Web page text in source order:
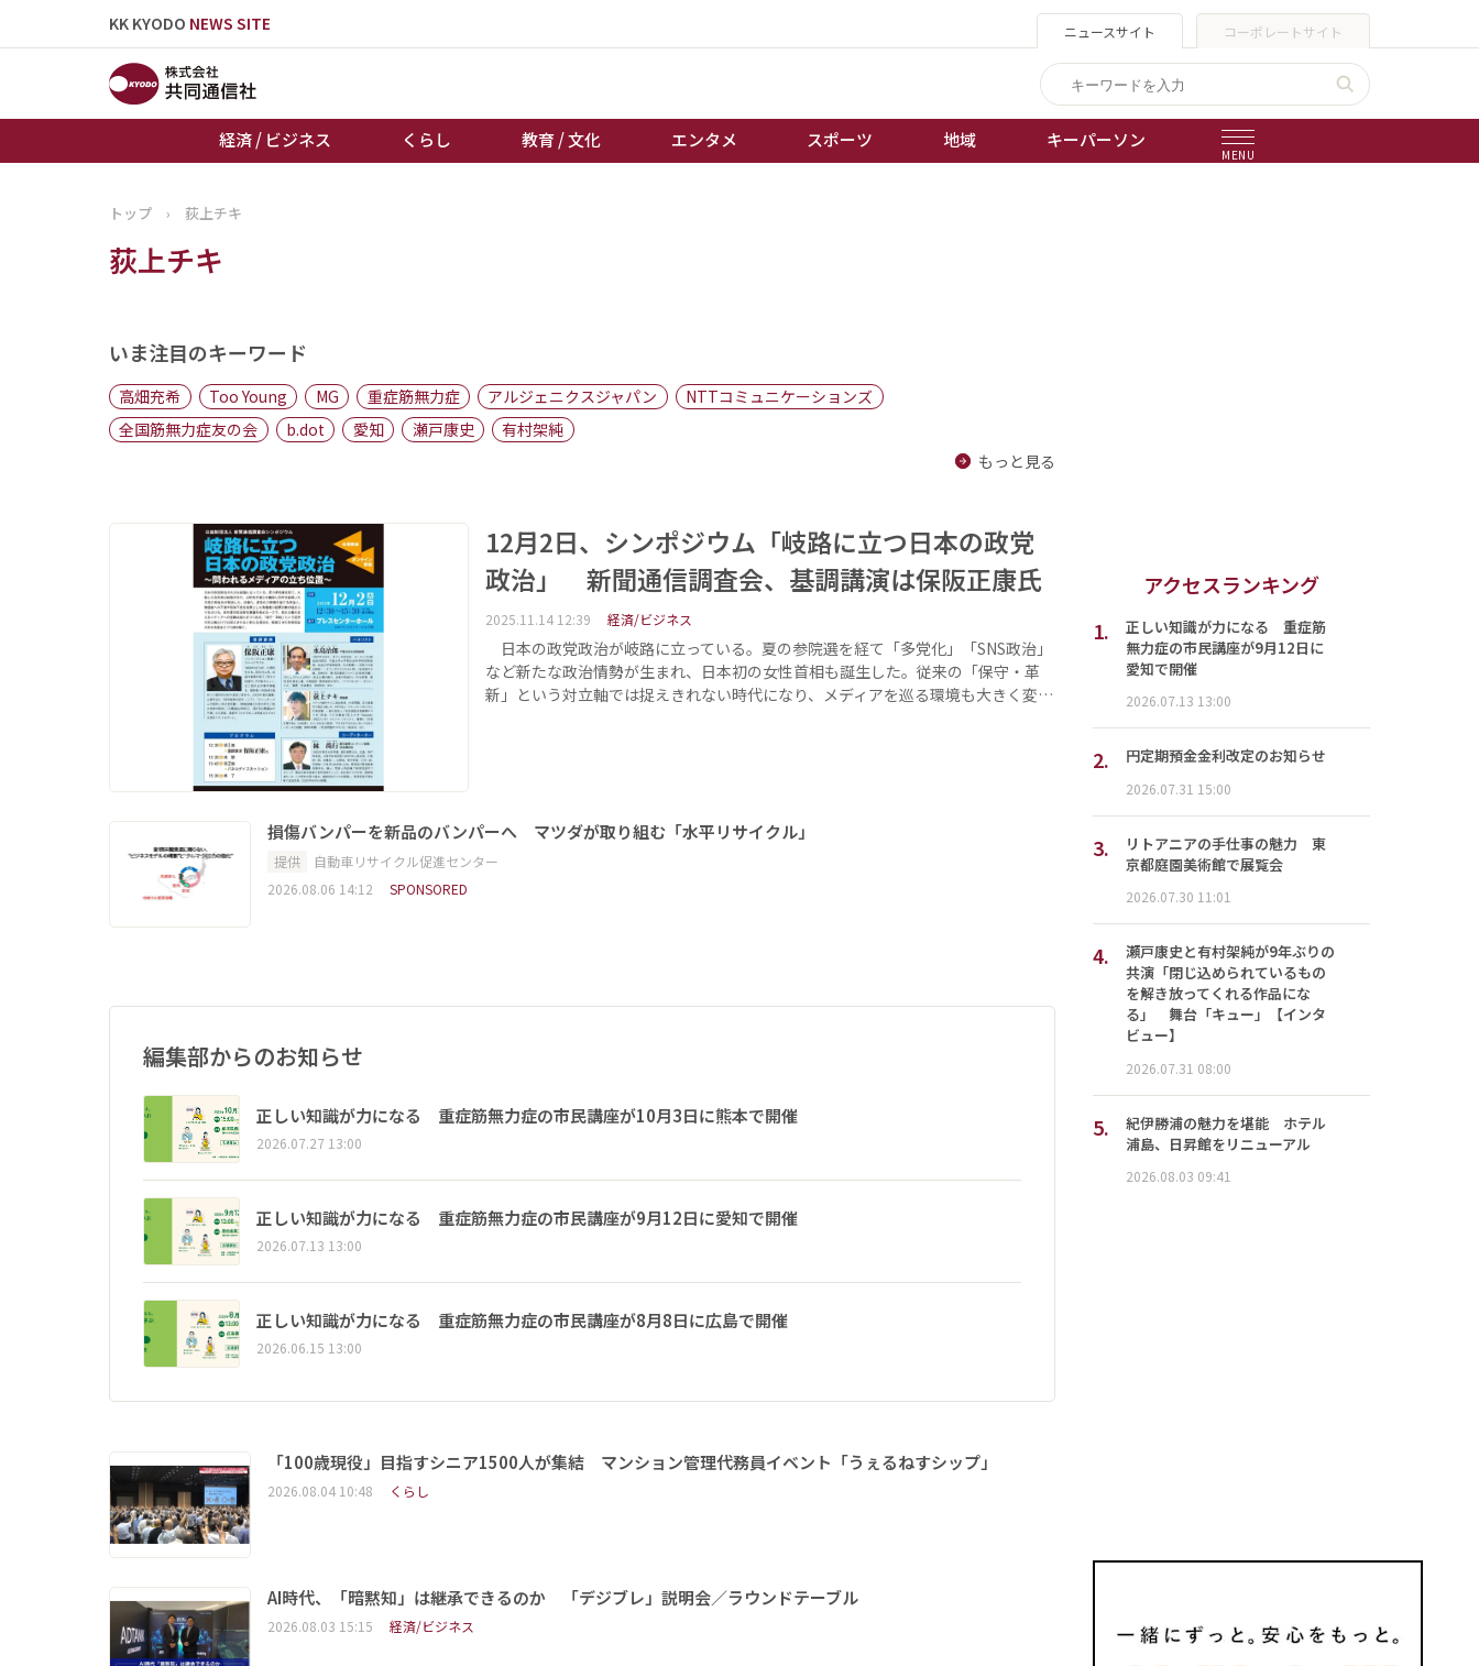
KK KYODO NEWS SITE ニュースサイト コーポレートサイト
経済 / ビジネス くらし 教育 / 文化 エンタメ スポーツ 地域 キーパーソン
MENU
トップページ
お知らせ
地域
キーパーソン
棋王戦
トップ › 荻上チキ
荻上チキ
いま注目のキーワード
高畑充希 Too Young MG 重症筋無力症 アルジェニクスジャパン
NTTコミュニケーションズ
全国筋無力症友の会
b.dot 愛知 瀬戸康史
有村架純
もっと見る
12月2日、シンポジウム「岐路に立つ日本の政党
政治」 新聞通信調査会、基調講演は保阪正康氏
2025.11.14 12:39 経済/ビジネス
日本の政党政治が岐路に立っている。夏の参院選を経て「多党化」「SNS政治」
など新たな政治情勢が生まれ、日本初の女性首相も誕生した。従来の「保守・革
新」という対立軸では捉えきれない時代になり、メディアを巡る環境も大きく変…
損傷バンパーを新品のバンパーへ マツダが取り組む「水平リサイクル」
提供
自動車リサイクル促進センター
2026.08.06 14:12
SPONSORED
編集部からのお知らせ
正しい知識が力になる 重症筋無力症の市民講座が10月3日に熊本で開催
2026.07.27 13:00
正しい知識が力になる 重症筋無力症の市民講座が9月12日に愛知で開催
2026.07.13 13:00
正しい知識が力になる 重症筋無力症の市民講座が8月8日に広島で開催
2026.06.15 13:00
「100歳現役」目指すシニア1500人が集結 マンション管理代務員イベント「うぇるねすシップ」
2026.08.04 10:48 くらし
AI時代、「暗黙知」は継承できるのか 「デジブレ」説明会／ラウンドテーブル
2026.08.03 15:15 経済/ビジネス
アクセスランキング
1.
正しい知識が力になる 重症筋
無力症の市民講座が9月12日に
愛知で開催
2026.07.13 13:00
2. 円定期預金金利改定のお知らせ
2026.07.31 15:00
3.
リトアニアの手仕事の魅力 東
京都庭園美術館で展覧会
2026.07.30 11:01
4.
瀬戸康史と有村架純が9年ぶりの
共演「閉じ込められているもの
を解き放ってくれる作品にな
る」 舞台「キュー」【インタ
ビュー】
2026.07.31 08:00
5.
紀伊勝浦の魅力を堪能 ホテル
浦島、日昇館をリニューアル
2026.08.03 09:41